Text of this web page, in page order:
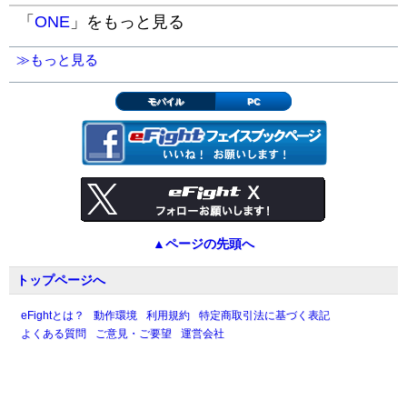
「 ONE 」をもっと見る
≫もっと見る
モバイル PC
▲ページの先頭へ
トップページへ
eFightとは？ 動作環境 利用規約
特定商取引法に基づく表記
よくある質問
ご意見・ご要望 運営会社